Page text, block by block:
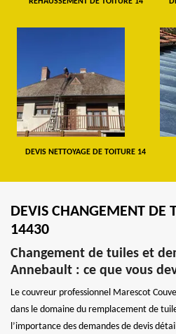
DEVIS NETTOYAGE DE TOITURE 14
DEVIS CHANGEMENT DE
14430
Changement de tuiles et
Annebault : ce que vous
Le couvreur professionnel Marescot
dans le domaine du remplacement de
l’importance des demandes de devis